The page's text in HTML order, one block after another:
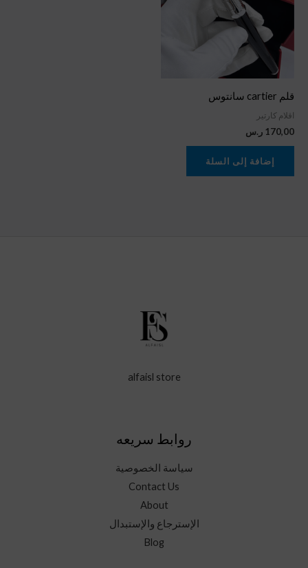
قلم cartier سانتوس
اقلام كارتير
170,00 ر.س
إضافة إلى السلة
alfaisl store
روابط سريعه
سياسة الخصوصية
Contact Us
About
الإسترجاع والإستبدال
Blog